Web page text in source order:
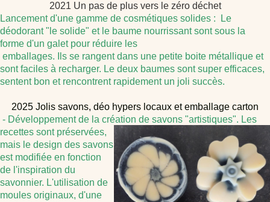
2021 Un pas de plus vers le zéro déchet
Lancement d'une gamme de cosmétiques solides : Le
déodorant "le solide" et le baume nourrissant sont sous la
forme d'un galet pour réduire les
emballages. Ils se rangent dans une petite boite métallique et
sont faciles à recharger. Le deux baumes sont super efficaces,
sentent bon et rencontrent rapidement un joli succès.
2025 Jolis savons, déo hypers locaux et emballage carton
- Développement de la création de savons "artistiques". Les
recettes sont préservées,
mais le design des savons
est modifiée en fonction
de l'inspiration du
savonnier. L'utilisation de
moules originaux, d'une